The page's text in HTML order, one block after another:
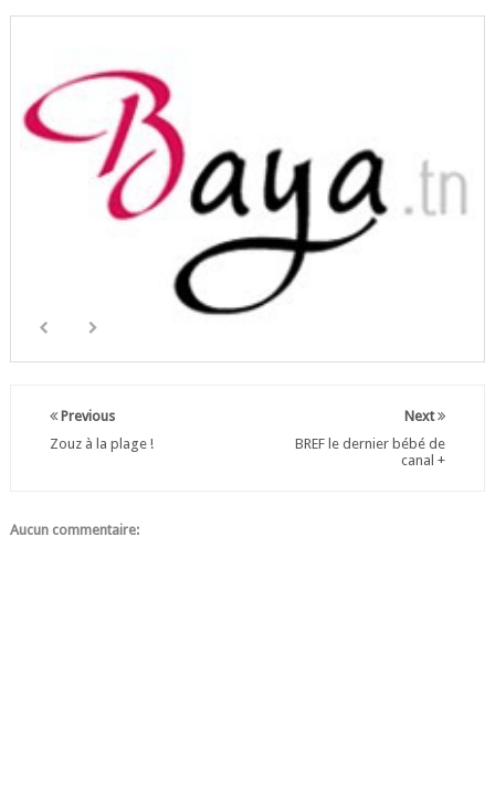
Next
BREF le dernier bébé de
canal +
Previous
Zouz à la plage !
Aucun commentaire: